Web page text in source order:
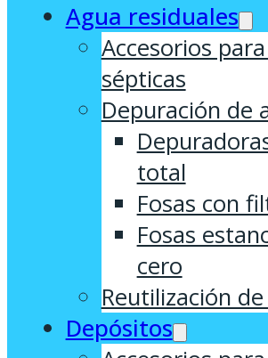
Agua residuales
Accesorios
sépticas
Depuración de
total
Fosas con
Fosas
cero
Reutilización
Depósitos